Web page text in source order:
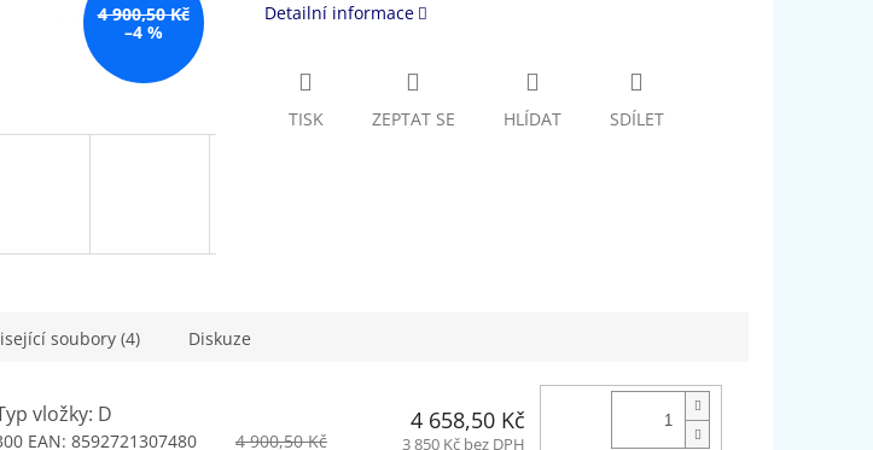
4 900,50 Kč
–4 %
Detailní informace
TISK ZEPTAT SE HLÍDAT SDÍLET
soubory (4) Diskuze
vložky: D
EAN: 8592721307480
4 900,50 Kč
4 658,50 Kč
3 850 Kč bez DPH